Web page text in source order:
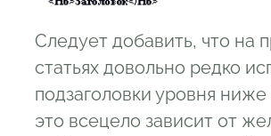
Следует добавить, что на
статьях довольно редко
подзаголовки уровня ниже
это всецело зависит от